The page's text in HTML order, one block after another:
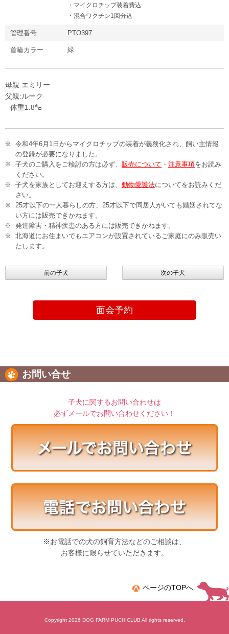
・マイクロチップ装着費込
・混合ワクチン1回分込
管理番号 PTO397
首輪カラー 緑
母親:エミリー
父親:ルーク
体重1.8㌔
令和4年6月1日からマイクロチップの装着が義務化され、飼い主情報
の登録が必要になりました。
子犬のご購入をご検討の方は必ず、 販売について ・ 注意事項をお読み
ください。
子犬を家族としてお迎えする方は、 動物愛護法についてをお読みくだ
さい。
25才以下の一人暮らしの方、25才以下で同居人がいても婚姻されてな
い方には販売できかねます。
発達障害・精神疾患のある方には販売できかねます。
北海道にお住まいでもエアコンが設置されているご家庭にのみ販売い
たします。
前の子犬 次の子犬
面会予約
お問い合せ
子犬に関するお問い合わせは
必ずメールでお問い合わせください！
※お電話での犬の飼育方法などのご相談は、
お客様に限らせていただきます。
ページのTOPへ
Copyright 2026 DOG FARM PUCHICLUB All rights reserved.